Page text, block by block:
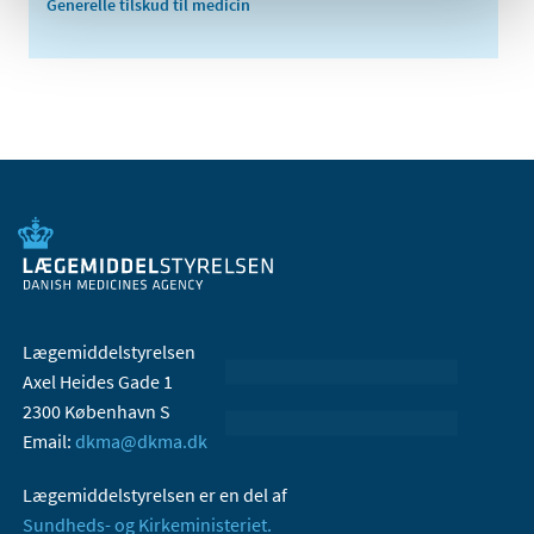
Generelle tilskud til medicin
Lægemiddelstyrelsen
Axel Heides Gade 1
2300 København S
Email: dkma@dkma.dk
Lægemiddelstyrelsen er en del af
Sundheds- og Kirkeministeriet.